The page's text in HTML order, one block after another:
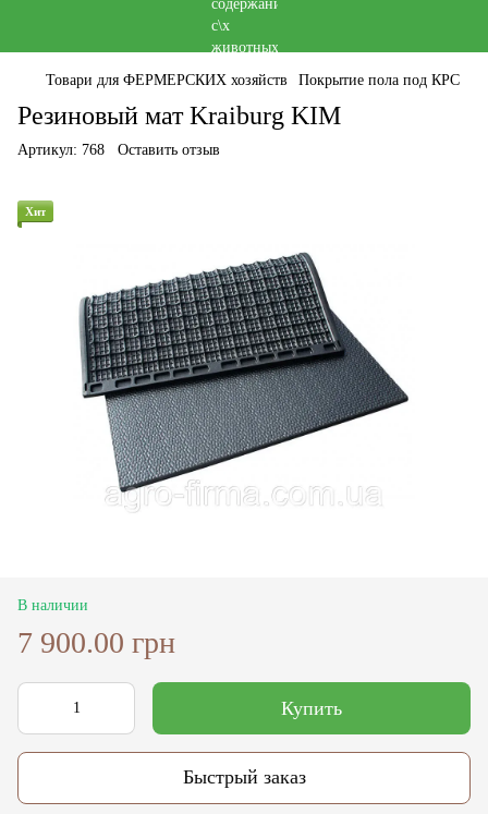
Товари для ФЕРМЕРСКИХ хозяйств Покрытие пола под КРС
Резиновый мат Kraiburg KIM
Артикул: 768 Оставить отзыв
Хит
В наличии
7 900.00 грн
Купить
Быстрый заказ